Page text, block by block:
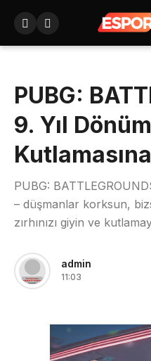
PUBG:
9. Yıl
PUBG:
– düşmanlar korksun,
zırhınızı giyin ve
admin
11:03